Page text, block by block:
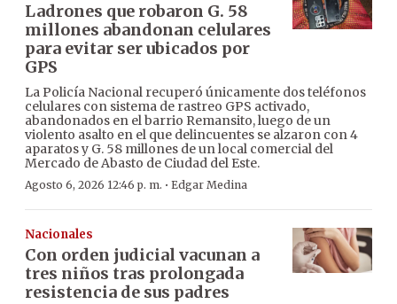
Ladrones que robaron G. 58
millones abandonan celulares
para evitar ser ubicados por
GPS
La Policía Nacional recuperó únicamente dos teléfonos
celulares con sistema de rastreo GPS activado,
abandonados en el barrio Remansito, luego de un
violento asalto en el que delincuentes se alzaron con 4
aparatos y G. 58 millones de un local comercial del
Mercado de Abasto de Ciudad del Este.
Agosto 6, 2026 12:46 p. m. · Edgar Medina
Nacionales
Con orden judicial vacunan a
tres niños tras prolongada
resistencia de sus padres